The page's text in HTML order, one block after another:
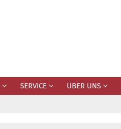
SERVICE ÜBER UNS